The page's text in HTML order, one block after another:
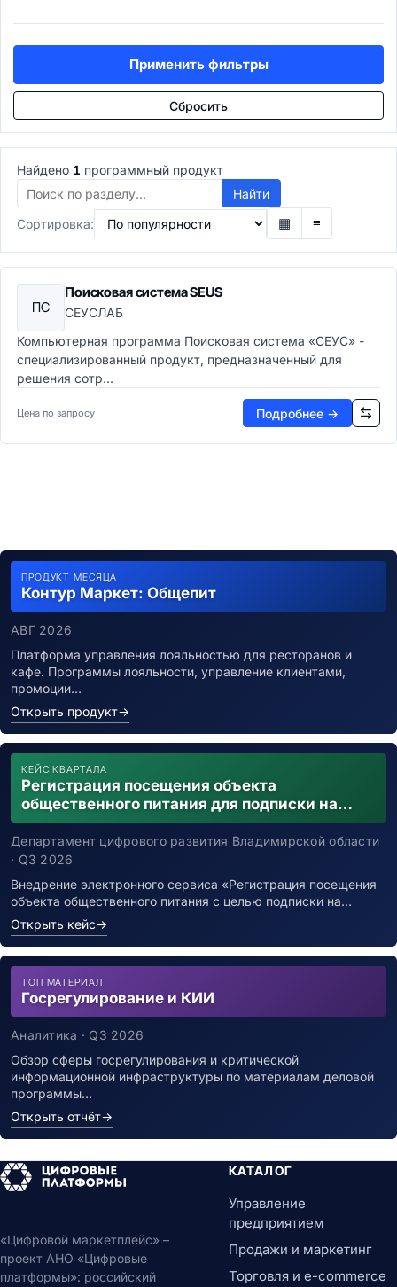
Подбор и развитие
ATS системы
Рекрутинг-платформы
Управление талантами
Обучение и развитие
LMS системы
LXP платформы
Корпоративные университеты
E-learning авторинг
Расчеты и льготы
Payroll системы
HR-аналитика
Проекты и задачи
Управление проектами
PMO системы
Agile/Scrum инструменты
Планирование ресурсов проектов
BI-платформы
Self-Service BI
Embedded BI
Визуализация и отчеты
Визуализация данных
Геоаналитика (GIS)
Корпоративная отчетность
Управление данными
ETL/ELT системы
Качество данных (DQM)
Master Data Management (MDM)
Каталоги данных
Хранилища данных (DWH)
Аналитические СУБД
Потоковая обработка
Машинное обучение
ML-платформы
AutoML решения
Компьютерное зрение
NLP и обработка текста
Документооборот и контент
Корпоративный контент
ECM системы
EDMS системы
Системы архивирования
eDiscovery системы
Headless CMS
Конструкторы сайтов
DXP платформы
Применить фильтры
Сбросить
Найдено 1 программный продукт
Найти
Сортировка:
▦ ≡
ПС
Поисковая система SEUS
СЕУСЛАБ
Компьютерная программа Поисковая система «СЕУС» -
специализированный продукт, предназначенный для
решения сотр...
Цена по запросу Подробнее →
ПРОДУКТ МЕСЯЦА
Контур Маркет: Общепит
АВГ 2026
Платформа управления лояльностью для ресторанов и
кафе. Программы лояльности, управление клиентами,
промоции…
Открыть продукт→
КЕЙС КВАРТАЛА
Регистрация посещения объекта
общественного питания для подписки на
уведомления о возможном контакте с
заболевшим новой коронавирусной
инфекцией
Департамент цифрового развития Владимирской области
· Q3 2026
Внедрение электронного сервиса «Регистрация посещения
объекта общественного питания с целью подписки на…
Открыть кейс→
ТОП МАТЕРИАЛ
Госрегулирование и КИИ
Аналитика · Q3 2026
Обзор сферы госрегулирования и критической
информационной инфраструктуры по материалам деловой
программы…
Открыть отчёт→
«Цифровой маркетплейс» –
проект АНО «Цифровые
платформы»: российский
КАТАЛОГ
Управление
предприятием
Продажи и маркетинг
Торговля и e-commerce